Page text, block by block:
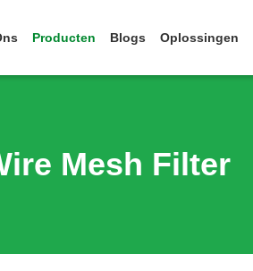
Producten Blogs Oplossingen
Mesh Filter